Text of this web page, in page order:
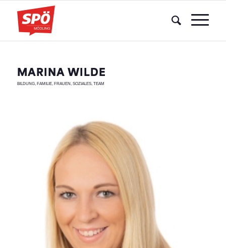
MARINA WILDE
BILDUNG, FAMILIE, FRAUEN, SOZIALES, TEAM